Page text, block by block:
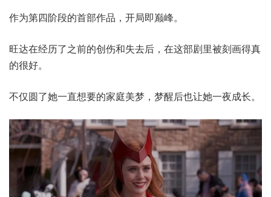
作为第四阶段的首部作品，开局即巅峰。
旺达在经历了之前的创伤和失去后，在这部剧里被刻画得真
的很好。
不仅圆了她一直想要的家庭美梦，梦醒后也让她一夜成长。